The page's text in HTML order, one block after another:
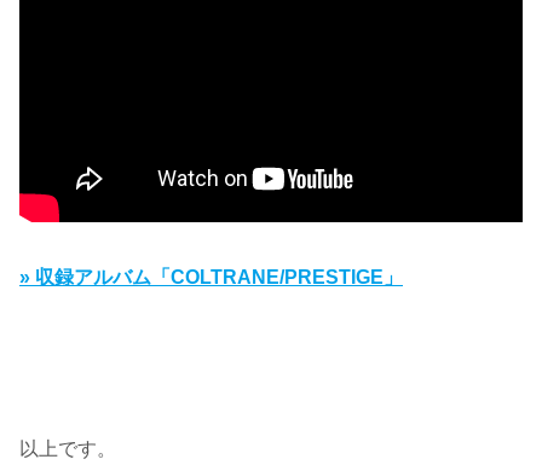
» 収録アルバム「COLTRANE/PRESTIGE」
以上です。